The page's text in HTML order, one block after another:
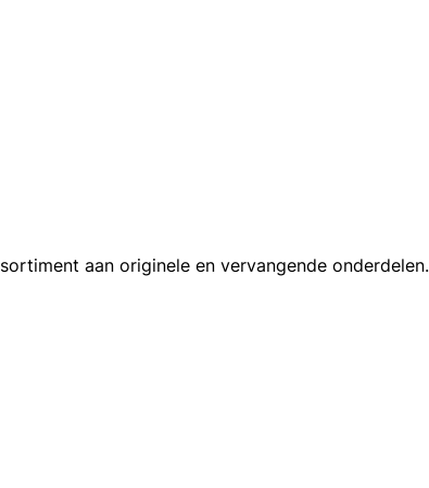
aan originele en vervangende onderdelen.